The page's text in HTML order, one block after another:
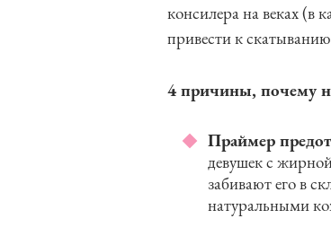
консилера на веках (в
привести к
4 причины, почему
Праймер
девушек с
забивают его в
натуральными